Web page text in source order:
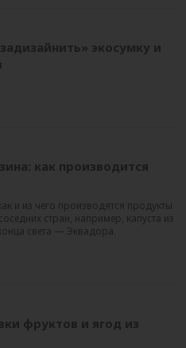
экосумку и
как производится
и из чего производятся продукты
стран, например, капуста из
света — Эквадора.
фруктов и ягод из